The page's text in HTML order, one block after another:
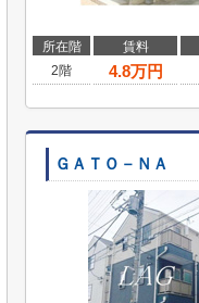
所在階 賃料
2階
4.8万円
ＧＡＴＯ－ＮＡ